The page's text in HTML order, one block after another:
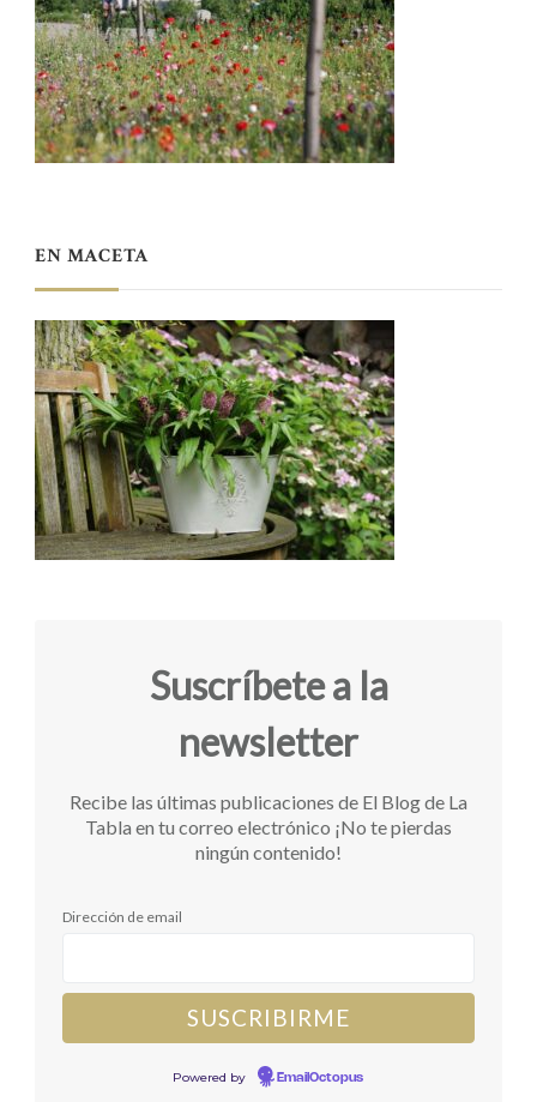
EN MACETA
Suscríbete a la
newsletter
Recibe las últimas publicaciones de El Blog de La
Tabla en tu correo electrónico ¡No te pierdas
ningún contenido!
Dirección de email
Powered by EmailOctopus